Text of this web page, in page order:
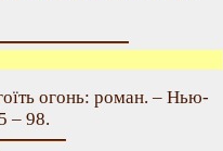
огонь: роман. – Нью-
– 98.